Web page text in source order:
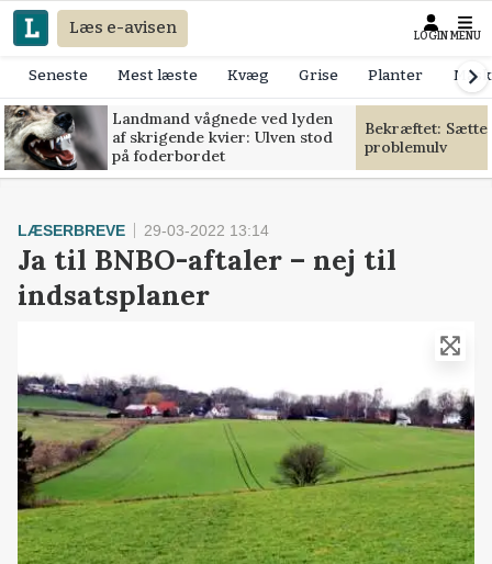
Læs e-avisen LOGIN MENU
Seneste Mest læste Kvæg Grise Planter
Landmand vågnede ved lyden
af skrigende kvier: Ulven stod
på foderbordet
Bekræftet:
problemulv
LÆSERBREVE 29-03-2022 13:14
Ja til BNBO-aftaler – nej til
indsatsplaner